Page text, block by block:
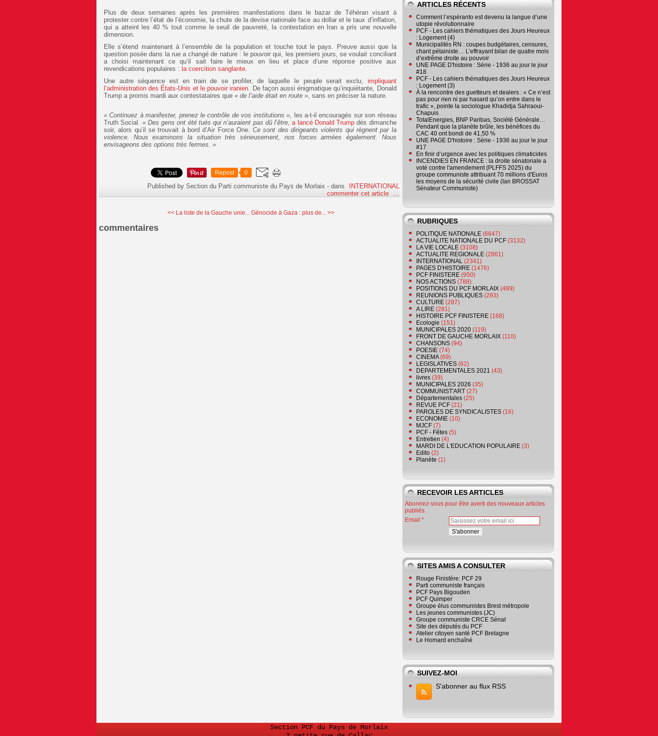
Plus de deux semaines après les premières manifestations dans le bazar de Téhéran visant à
protester contre l’état de l’économie, la chute de la devise nationale face au dollar et le taux d’inflation,
qui a atteint les 40 % tout comme le seuil de pauvreté, la contestation en Iran a pris une nouvelle
dimension.
Elle s’étend maintenant à l’ensemble de la population et touche tout le pays. Preuve aussi que la
question posée dans la rue a changé de nature : le pouvoir qui, les premiers jours, se voulait conciliant
a choisi maintenant ce qu’il sait faire le mieux en lieu et place d’une réponse positive aux
revendications populaires : la coercition sanglante
Une autre séquence est en train de se profiler, de laquelle le peuple serait exclu, impliquant
l’administration des États-Unis et le pouvoir iranien . De façon aussi énigmatique qu’inquiétante, Donald
Trump a promis mardi aux contestataires que « de l’aide était en route » , sans en préciser la nature.
« Continuez à manifester, prenez le contrôle de vos institutions »,
les a-t-il encouragés sur son réseau
Truth Social. « Des gens ont été tués qui n’auraient pas dû l’être, a lancé Donald Trump dès dimanche
soir, alors qu’il se trouvait à bord d’Air Force One.Ce sont des dirigeants violents qui règnent par la
violence. Nous examinons la situation très sérieusement, nos forces armées également. Nous
envisageons des options très fermes. »
Repost 0
Published by Section du Parti communiste du Pays de Morlaix -dans
INTERNATIONAL
commenter cet article
<< La liste de la Gauche unie... Génocide à Gaza : plus de... >>
commentaires
ARTICLES RÉCENTS
Comment l’espéranto est devenu la langue d’une
utopie révolutionnaire
PCF - Les cahiers thématiques des Jours Heureux
: Logement (4)
Municipalités RN : coupes budgétaires, censures,
chant pétainiste… L’effrayant bilan de quatre mois
d’extrême droite au pouvoir
UNE PAGE D'histoire : Série - 1936 au jour le jour
#18
PCF - Les cahiers thématiques des Jours Heureux
: Logement (3)
À la rencontre des guetteurs et dealers : « Ce n’est
pas pour rien ni par hasard qu’on entre dans le
trafic », pointe la sociologue Khadidja Sahraoui-
Chapuis
TotalEnergies, BNP Paribas, Société Générale…
Pendant que la planète brûle, les bénéfices du
CAC 40 ont bondi de 41,50 %
UNE PAGE D'histoire : Série - 1936 au jour le jour
#17
En finir d’urgence avec les politiques climaticides
INCENDIES EN FRANCE : la droite sénatoriale a
voté contre l'amendement (PLFFS 2025) du
groupe communiste attribuant 70 millions d'Euros
les moyens de la sécurité civile (Ian BROSSAT
Sénateur Communiste)
RUBRIQUES
POLITIQUE NATIONALE (6647)
ACTUALITE NATIONALE DU PCF (3132)
LA VIE LOCALE (3108)
ACTUALITE REGIONALE (2861)
INTERNATIONAL (2341)
PAGES D'HISTOIRE (1476)
PCF FINISTERE (950)
NOS ACTIONS (788)
POSITIONS DU PCF MORLAIX (489)
REUNIONS PUBLIQUES (293)
CULTURE (287)
A LIRE (281)
HISTOIRE PCF FINISTERE (168)
Ecologie (151)
MUNICIPALES 2020 (119)
FRONT DE GAUCHE MORLAIX (110)
CHANSONS (94)
POESIE (74)
CINEMA(69)
LEGISLATIVES (62)
DEPARTEMENTALES 2021 (43)
livres (39)
MUNICIPALES 2026 (35)
COMMUNIST'ART (27)
Départementales (25)
REVUE PCF (21)
PAROLES DE SYNDICALISTES (16)
ECONOMIE (10)
MJCF (7)
PCF - Fêtes (5)
Entretien (4)
MARDI DE L'EDUCATION POPULAIRE (3)
Edito (2)
Planète (1)
RECEVOIR LES ARTICLES
Abonnez-vous pour être averti des nouveaux articles
publiés.
Email
SITES AMIS A CONSULTER
Rouge Finistère: PCF 29
Parti communiste français
PCF Pays Bigouden
PCF Quimper
Groupe élus communistes Brest métropole
Les jeunes communistes (JC)
Groupe communiste CRCE Sénat
Site des députés du PCF
Atelier citoyen santé PCF Bretagne
Le Homard enchaîné
SUIVEZ-MOI
S'abonner au flux RSS
Section PCF du Pays de Morlaix